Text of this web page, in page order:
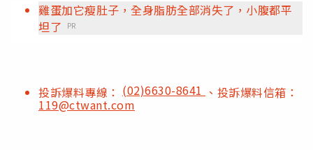
雞蛋加它瘦肚子，全身脂肪全部消失了，小腹都平
坦了
PR
投訴爆料專線： (02)6630-8641 、投訴爆料信箱：
119@ctwant.com